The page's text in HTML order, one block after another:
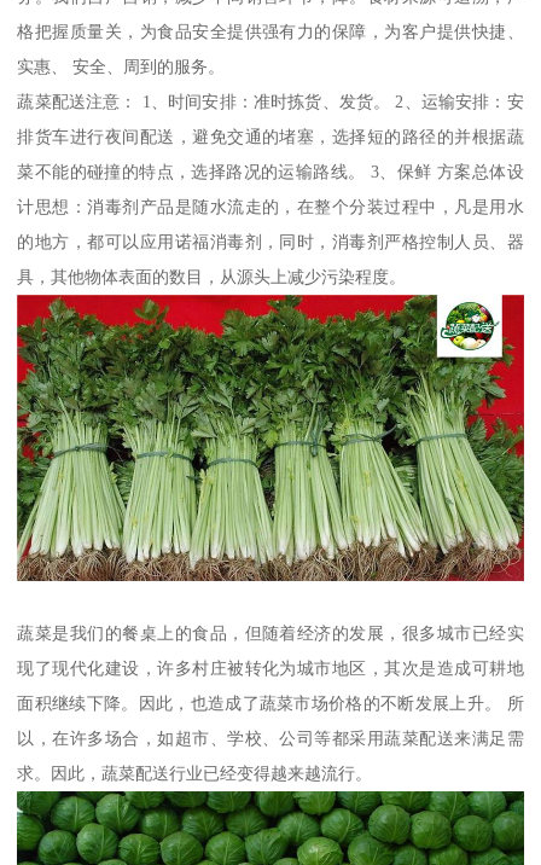
格把握质量关，为食品安全提供强有力的保障，为客户提供快捷、
实惠、 安全、周到的服务。
蔬菜配送注意： 1、时间安排：准时拣货、发货。 2、运输安排：安
排货车进行夜间配送，避免交通的堵塞，选择短的路径的并根据蔬
菜不能的碰撞的特点，选择路况的运输路线。 3、保鲜 方案总体设
计思想：消毒剂产品是随水流走的，在整个分装过程中，凡是用水
的地方，都可以应用诺福消毒剂，同时，消毒剂严格控制人员、器
具，其他物体表面的数目，从源头上减少污染程度。
蔬菜是我们的餐桌上的食品，但随着经济的发展，很多城市已经实
现了现代化建设，许多村庄被转化为城市地区，其次是造成可耕地
面积继续下降。因此，也造成了蔬菜市场价格的不断发展上升。 所
以，在许多场合，如超市、学校、公司等都采用蔬菜配送来满足需
求。因此，蔬菜配送行业已经变得越来越流行。